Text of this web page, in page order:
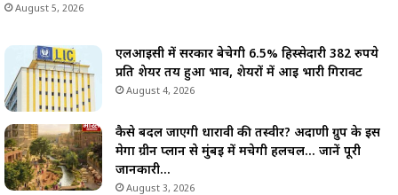
August 5, 2026
एलआईसी में सरकार बेचेगी 6.5% हिस्सेदारी 382 रुपये
प्रति शेयर तय हुआ भाव, शेयरों में आई भारी गिरावट
August 4, 2026
कैसे बदल जाएगी धारावी की तस्वीर? अदाणी ग्रुप के इस
मेगा ग्रीन प्लान से मुंबई में मचेगी हलचल… जानें पूरी
जानकारी…
August 3, 2026